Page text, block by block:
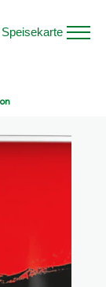
Speisekarte